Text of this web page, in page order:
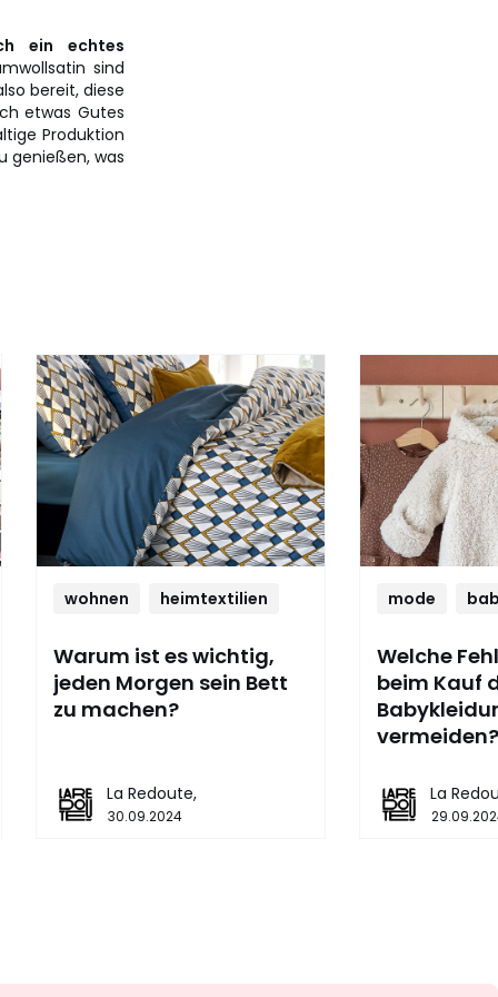
ein echtes
sind
bereit, diese
etwas Gutes
Produktion
genießen, was
wohnen heimtextilien
Warum ist es wichtig,
jeden Morgen sein Bett
zu machen?
La Redoute,
30.09.2024
mode
Welche
beim Kauf
vermeiden?
La